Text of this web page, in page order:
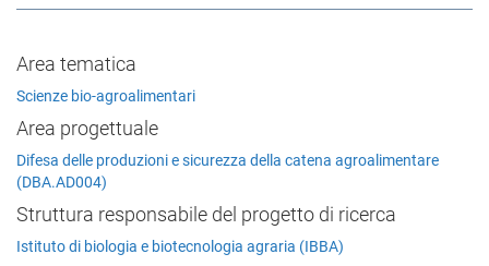
Area tematica
Scienze bio-agroalimentari
Area progettuale
Difesa delle produzioni e sicurezza della catena agroalimentare
(DBA.AD004)
Struttura responsabile del progetto di ricerca
Istituto di biologia e biotecnologia agraria (IBBA)